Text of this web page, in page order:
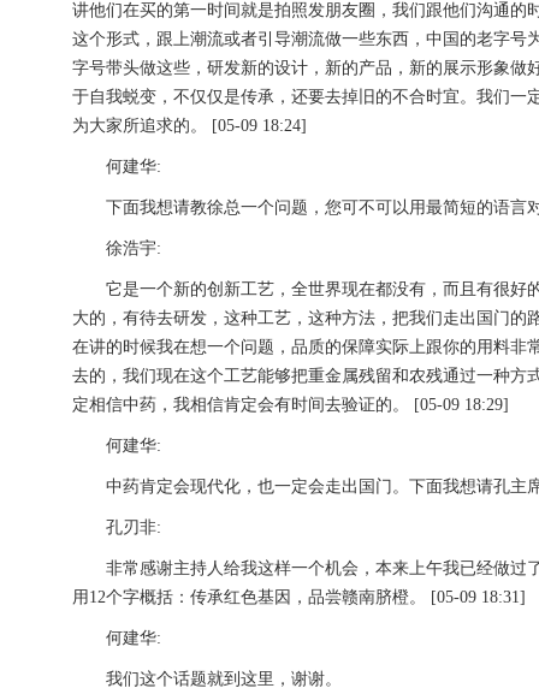
讲他们在买的第一时间就是拍照发朋友圈，我们跟他们沟通
这个形式，跟上潮流或者引导潮流做一些东西，中国的老字
字号带头做这些，研发新的设计，新的产品，新的展示形象
于自我蜕变，不仅仅是传承，还要去掉旧的不合时宜。我们
为大家所追求的。 [05-09 18:24]
何建华:
下面我想请教徐总一个问题，您可不可以用最简短的语言
徐浩宇:
它是一个新的创新工艺，全世界现在都没有，而且有很好
大的，有待去研发，这种工艺，这种方法，把我们走出国门
在讲的时候我在想一个问题，品质的保障实际上跟你的用料
去的，我们现在这个工艺能够把重金属残留和农残通过一种
定相信中药，我相信肯定会有时间去验证的。 [05-09 18:29]
何建华:
中药肯定会现代化，也一定会走出国门。下面我想请孔主
孔刃非:
非常感谢主持人给我这样一个机会，本来上午我已经做过
用12个字概括：传承红色基因，品尝赣南脐橙。 [05-09 18:31]
何建华:
我们这个话题就到这里，谢谢。